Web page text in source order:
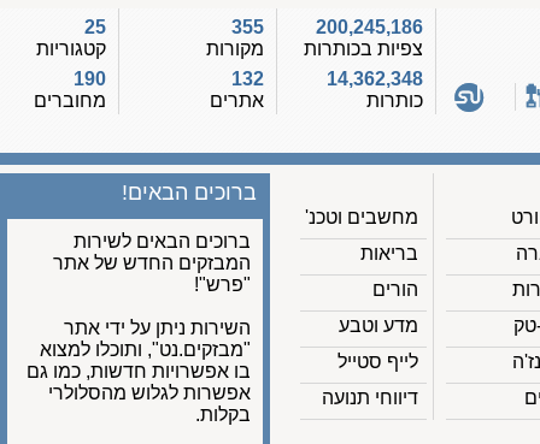
200,245,186
צפיות בכותרות
14,362,348
כותרות
355
מקורות
132
אתרים
קטגוריות
190
מחוברים
מחשבים וטכנ'
בריאות
הורים
מדע וטבע
לייף סטייל
דיווחי תנועה
ברוכים הבאים!
ברוכים הבאים לשירות
המבזקים החדש של אתר
"פרש"!
השירות ניתן על ידי אתר
"מבזקים.נט", ותוכלו למצוא
בו אפשרויות חדשות, כמו גם
אפשרות לגלוש מהסלולרי
בקלות.